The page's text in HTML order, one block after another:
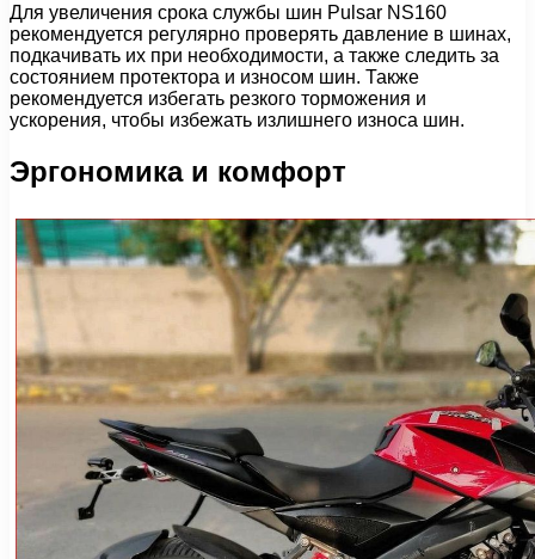
Для увеличения срока службы шин Pulsar NS160
рекомендуется регулярно проверять давление в шинах,
подкачивать их при необходимости, а также следить за
состоянием протектора и износом шин. Также
рекомендуется избегать резкого торможения и
ускорения, чтобы избежать излишнего износа шин.
Эргономика и комфорт